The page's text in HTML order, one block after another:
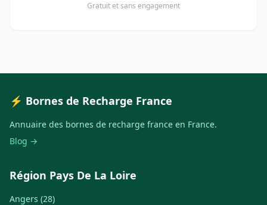
Gratuit et sans engagement
⚡ Bornes de Recharge France
Annuaire des bornes de recharge france en France.
Blog →
Région Pays De La Loire
Angers (28)